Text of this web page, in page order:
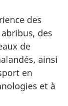
des
des
de
ainsi
en
et à